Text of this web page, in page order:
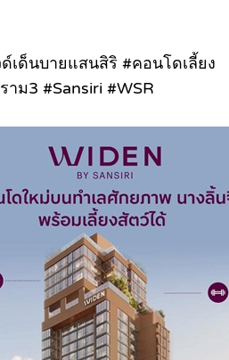
เด็นบายแสนสิริ #คอนโดเลี้ยง
ม3 #Sansiri #WSR